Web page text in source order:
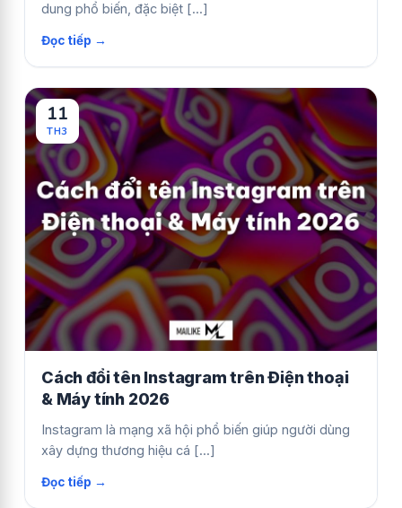
dung phổ biến, đặc biệt [...]
Cách đổi tên Instagram trên Điện thoại
& Máy tính 2026
Instagram là mạng xã hội phổ biến giúp người dùng
xây dựng thương hiệu cá [...]
11
TH3